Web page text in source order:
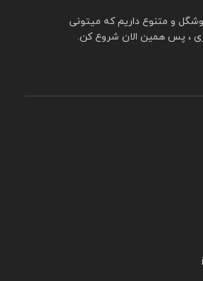
و متنوع داریم که میتونی
، پس همین الان شروع کن.